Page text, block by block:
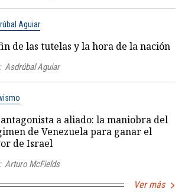
Aguiar
de las tutelas y la hora de la nación
Asdrúbal Aguiar
a aliado: la maniobra del
de Venezuela para ganar el
de Israel
Arturo McFields
Ver más